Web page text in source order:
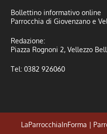
Bollettino informativo online
Parrocchia di Giovenzano e
Redazione:
Piazza Rognoni 2, Vellezzo
Tel: 0382 926060
LaParrocchiaInForma |